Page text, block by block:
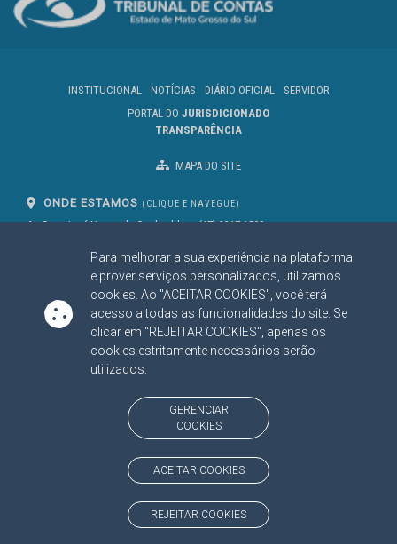
Para melhorar a sua experiência na plataforma
e prover serviços personalizados, utilizamos
cookies. Ao "ACEITAR COOKIES", você terá
acesso a todas as funcionalidades do site. Se
clicar em "REJEITAR COOKIES", apenas os
cookies estritamente necessários serão
utilizados.
GERENCIAR
COOKIES
ACEITAR COOKIES
REJEITAR COOKIES
INSTITUCIONAL NOTÍCIAS DIÁRIO OFICIAL
SERVIDOR
PORTAL DO JURISDICIONADO
TRANSPARÊNCIA
MAPA DO SITE
ONDE ESTAMOS (CLIQUE E NAVEGUE)
Av. Des. José Nunes da Cunha, bloco
Campo Grande/MS
CEP: 79031-310
(67) 3317-1500
SIGA NOSSAS REDES SOCIAIS
Linked InYoutube
Facebook
X
BAIXE NOSSO APLICATIVO
https://www.tce.ms.gov.br